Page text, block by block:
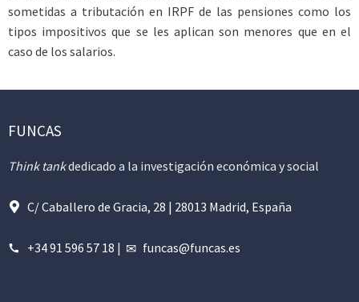
sometidas a tributación en IRPF de las pensiones como los
tipos impositivos que se les aplican son menores que en el
caso de los salarios.
FUNCAS
Think tankdedicado a la investigación económica y social
C/ Caballero de Gracia, 28 | 28013 Madrid, España
+34 91 596 57 18 | funcas@funcas.es